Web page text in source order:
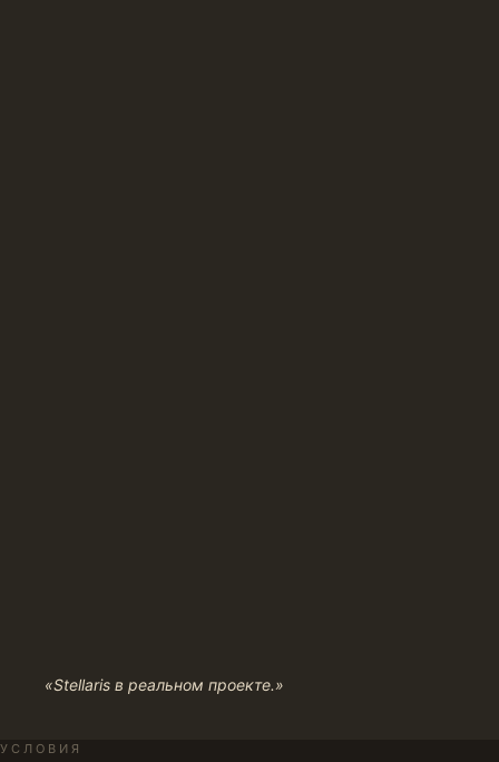
«Stellaris в реальном проекте.»
УСЛОВИЯ